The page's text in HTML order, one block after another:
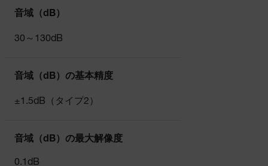
音域（dB）
30～130dB
音域（dB）の基本精度
±1.5dB（タイプ2）
音域（dB）の最大解像度
0.1dB